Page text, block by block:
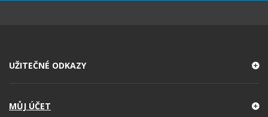
UŽITEČNÉ ODKAZY
MŮJ ÚČET